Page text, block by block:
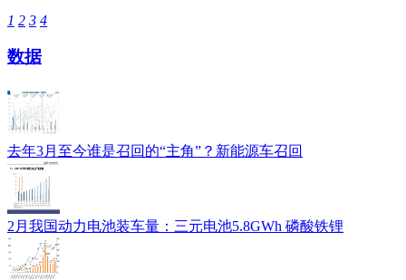
1 2 3 4
数据
去年3月至今谁是召回的“主角”？新能源车召回
2月我国动力电池装车量：三元电池5.8GWh 磷酸铁锂